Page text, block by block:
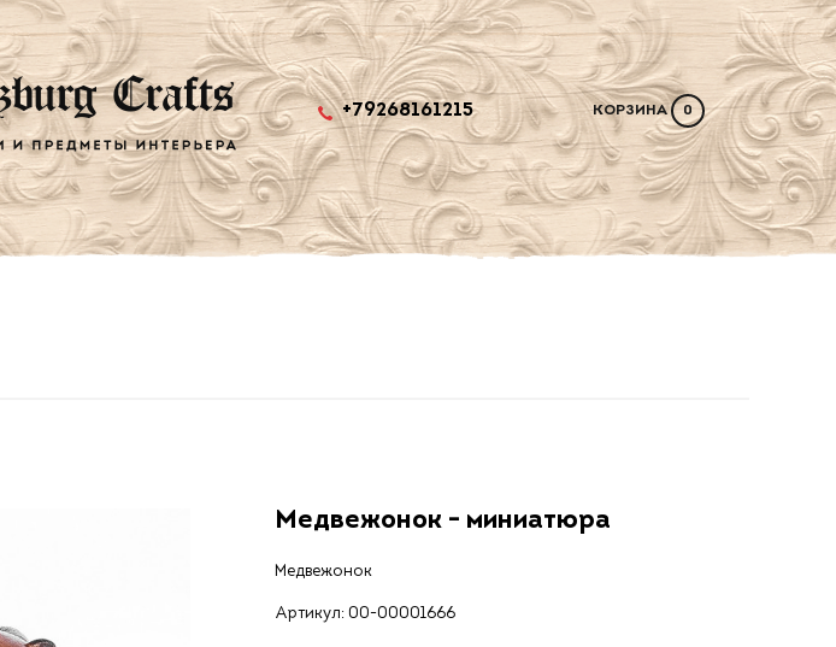
+79268161215 КОРЗИНА 0
Медвежонок - миниатюра
Медвежонок
Артикул: 00-00001666